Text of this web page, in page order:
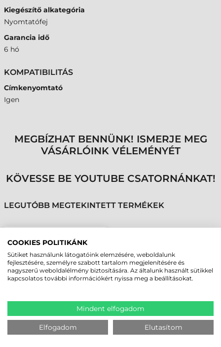
Kiegészítő alkategória
Nyomtatófej
Garancia idő
6 hó
KOMPATIBILITÁS
Címkenyomtató
Igen
MEGBÍZHAT BENNÜNK! ISMERJE MEG
VÁSÁRLÓINK VÉLEMÉNYÉT
KÖVESSE BE YOUTUBE CSATORNÁNKAT!
LEGUTÓBB MEGTEKINTETT TERMÉKEK
SATO NYOMTATÓFEJ,
CL608E, M8460SE, 8
DOTS/MM (203DPI)
COOKIES POLITIKÁNK
Sütiket használunk látogatóink elemzésére, weboldalunk
fejlesztésére, személyre szabott tartalom megjelenítésére és
nagyszerű weboldalélmény biztosítására. Az általunk használt sütikkel
kapcsolatos további információkért nyissa meg a beállításokat.
Mindent elfogadom
Elfogadom Elutasítom